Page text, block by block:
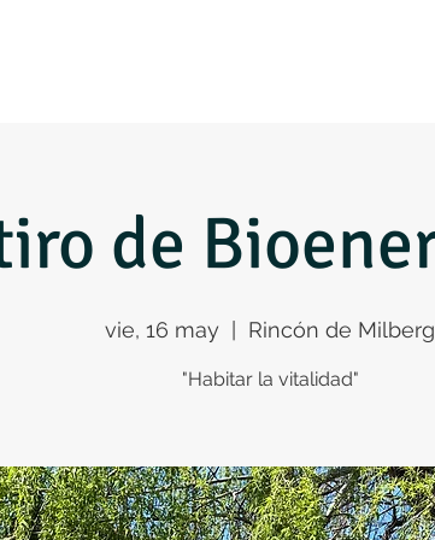
de
vie, 16 may Rincón de Milberg
"Habitar la vitalidad"